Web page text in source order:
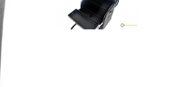
réinitialiser votre mot de passe